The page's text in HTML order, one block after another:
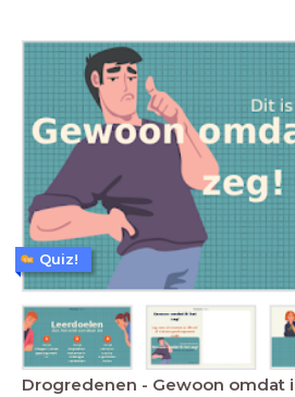
Drogredenen - Gewoon omdat
Quiz!